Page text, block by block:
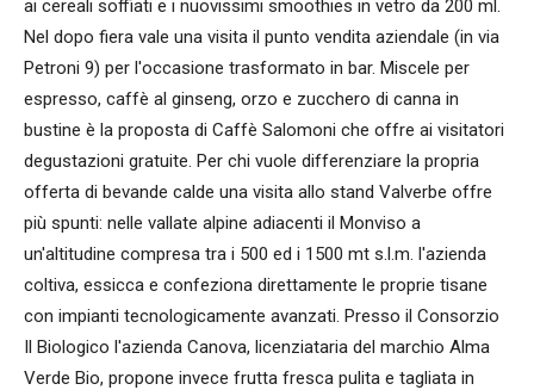
ai cereali soffiati e i nuovissimi smoothies in vetro da 200 ml.
Nel dopo fiera vale una visita il punto vendita aziendale (in via
Petroni 9) per l'occasione trasformato in bar. Miscele per
espresso, caffè al ginseng, orzo e zucchero di canna in
bustine è la proposta di Caffè Salomoni che offre ai visitatori
degustazioni gratuite. Per chi vuole differenziare la propria
offerta di bevande calde una visita allo stand Valverbe offre
più spunti: nelle vallate alpine adiacenti il Monviso a
un'altitudine compresa tra i 500 ed i 1500 mt s.l.m. l'azienda
coltiva, essicca e confeziona direttamente le proprie tisane
con impianti tecnologicamente avanzati. Presso il Consorzio
Il Biologico l'azienda Canova, licenziataria del marchio Alma
Verde Bio, propone invece frutta fresca pulita e tagliata in